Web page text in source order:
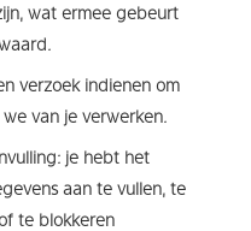
wat ermee gebeurt
verzoek indienen om
van je verwerken.
je hebt het
aan te vullen, te
te blokkeren